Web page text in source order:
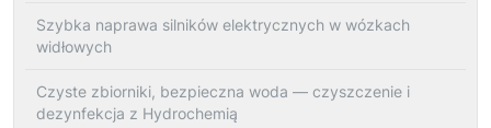
Szybka naprawa silników elektrycznych w wózkach
widłowych
Czyste zbiorniki, bezpieczna woda — czyszczenie i
dezynfekcja z Hydrochemią